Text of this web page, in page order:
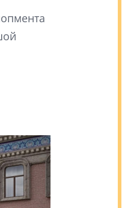
новаторства в центре
будущем спальных
для современного
проекта: эстетика,
или
проекта, размышляют